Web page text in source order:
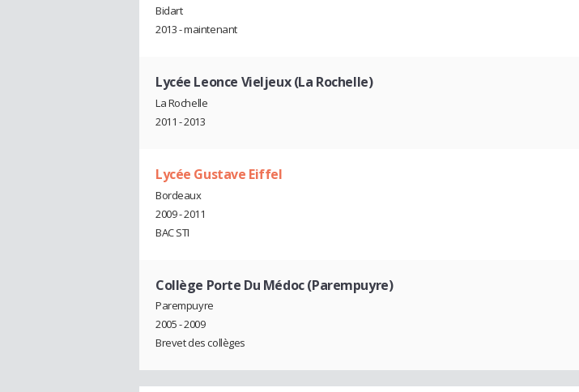
Bidart
2013 - maintenant
Lycée Leonce Vieljeux (La Rochelle)
La Rochelle
2011 - 2013
Lycée Gustave Eiffel
Bordeaux
2009 - 2011
BAC STI
Collège Porte Du Médoc (Parempuyre)
Parempuyre
2005 - 2009
Brevet des collèges